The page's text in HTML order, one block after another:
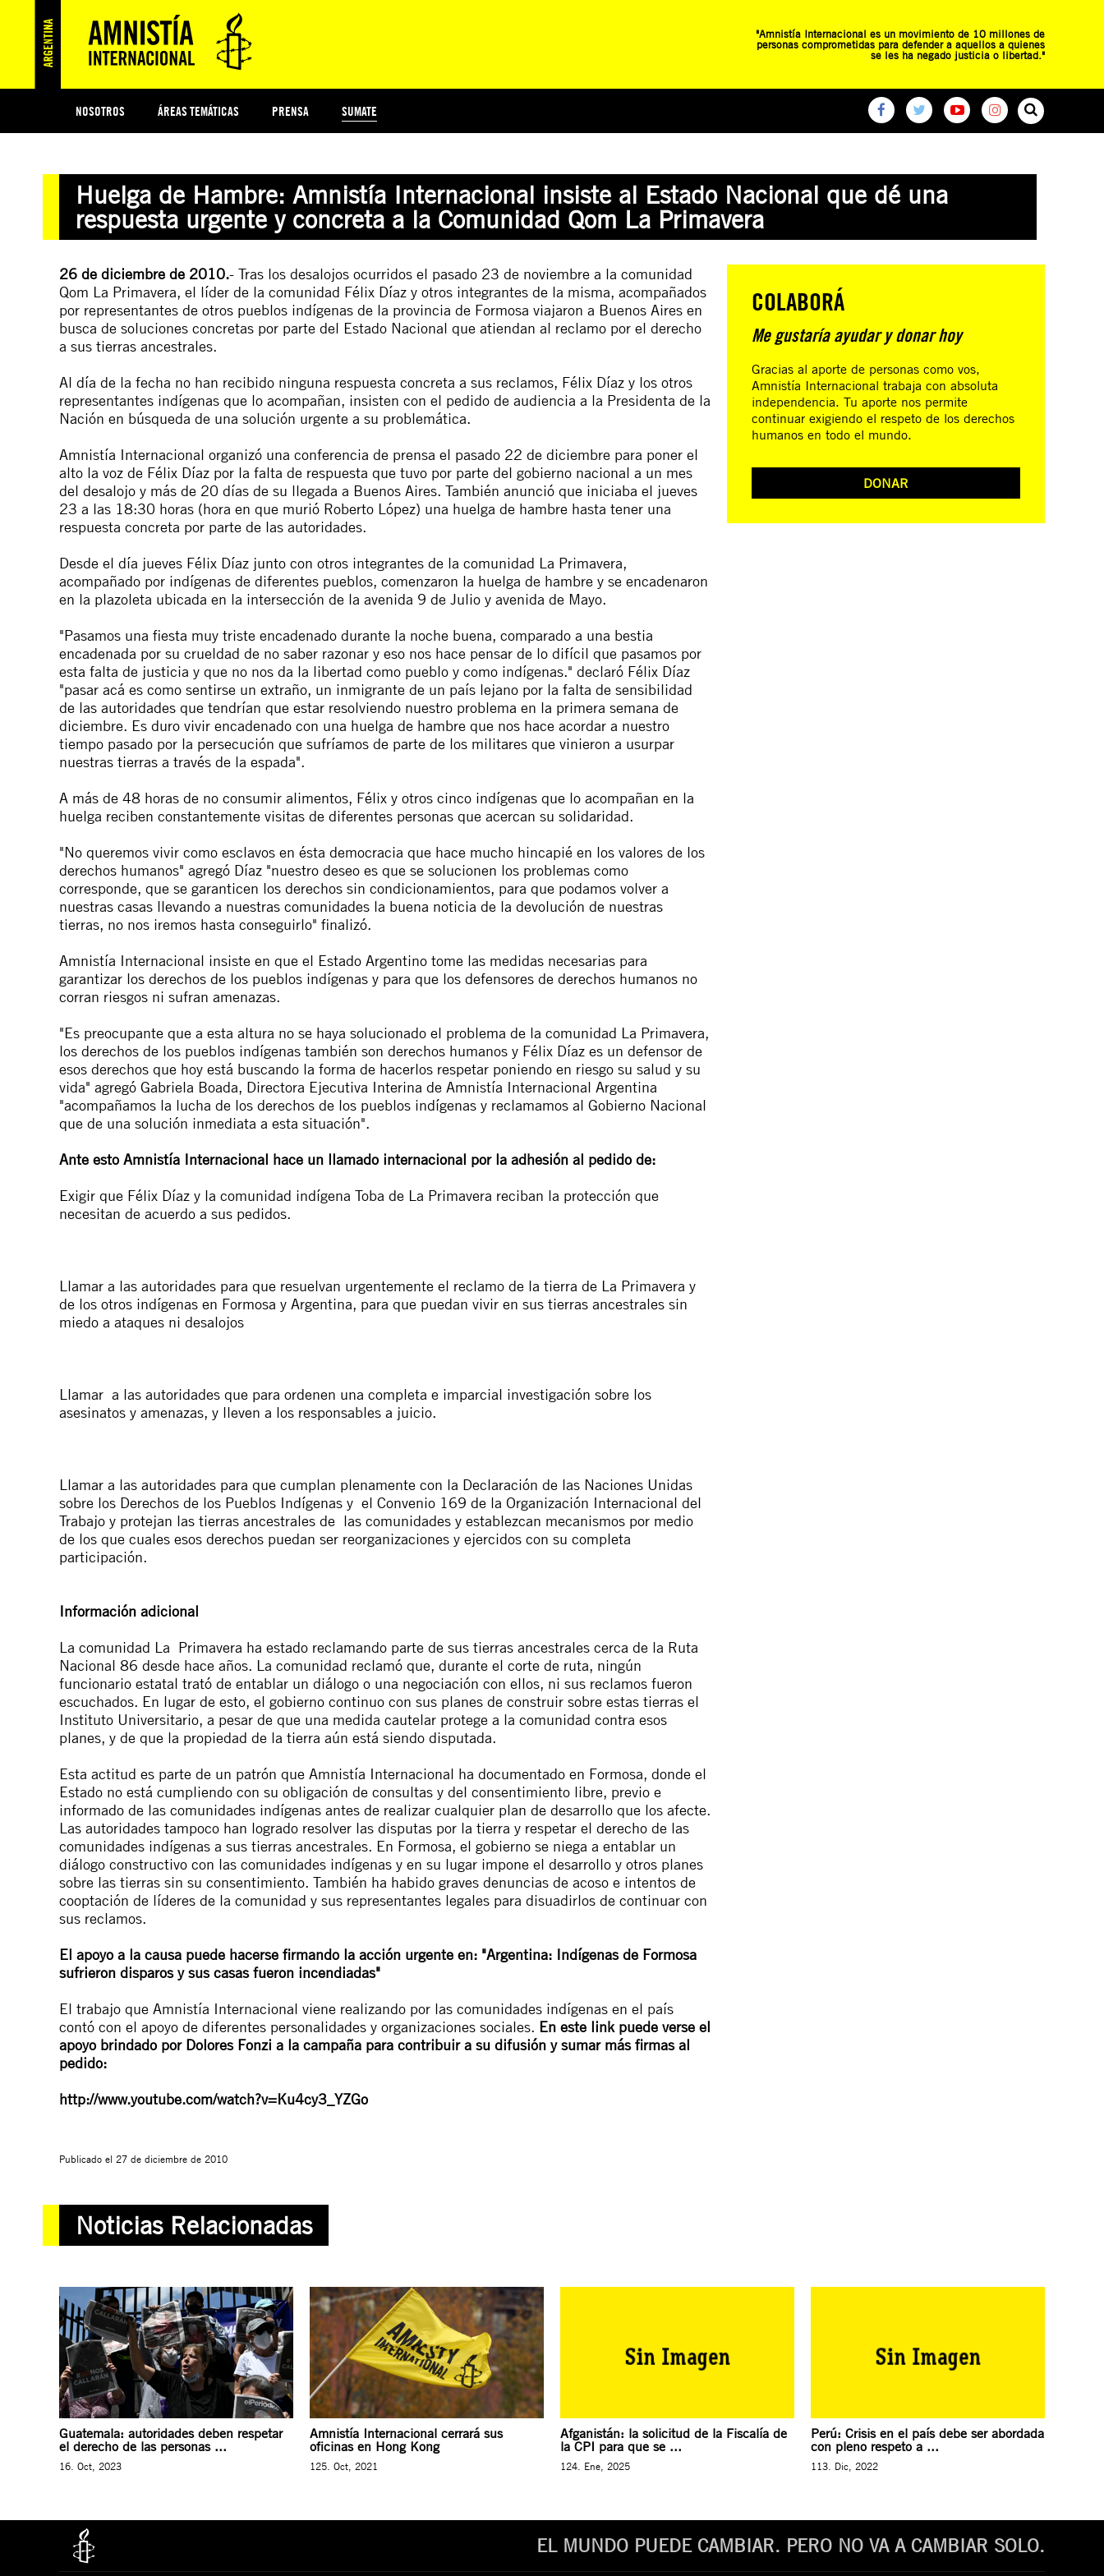
"Amnistía Internacional es un movimiento de 10 millones de
personas comprometidas para defender a aquellos a quienes
se les ha negado justicia o libertad."
NOSOTROS ÁREAS TEMÁTICAS PRENSA SUMATE
PREGUNTAS FRECUENTES
Huelga de Hambre: Amnistía Internacional insiste al Estado Nacional que dé una
respuesta urgente y concreta a la Comunidad Qom La Primavera
26 de diciembre de 2010.- Tras los desalojos ocurridos el pasado 23 de noviembre a la comunidad
Qom La Primavera, el líder de la comunidad Félix Díaz y otros integrantes de la misma, acompañados
por representantes de otros pueblos indígenas de la provincia de Formosa viajaron a Buenos Aires en
busca de soluciones concretas por parte del Estado Nacional que atiendan al reclamo por el derecho
a sus tierras ancestrales.
Al día de la fecha no han recibido ninguna respuesta concreta a sus reclamos, Félix Díaz y los otros
representantes indígenas que lo acompañan, insisten con el pedido de audiencia a la Presidenta de la
Nación en búsqueda de una solución urgente a su problemática.
Amnistía Internacional organizó una conferencia de prensa el pasado 22 de diciembre para poner el
alto la voz de Félix Díaz por la falta de respuesta que tuvo por parte del gobierno nacional a un mes
del desalojo y más de 20 días de su llegada a Buenos Aires. También anunció que iniciaba el jueves
23 a las 18:30 horas (hora en que murió Roberto López) una huelga de hambre hasta tener una
respuesta concreta por parte de las autoridades.
Desde el día jueves Félix Díaz junto con otros integrantes de la comunidad La Primavera,
acompañado por indígenas de diferentes pueblos, comenzaron la huelga de hambre y se encadenaron
en la plazoleta ubicada en la intersección de la avenida 9 de Julio y avenida de Mayo.
"Pasamos una fiesta muy triste encadenado durante la noche buena, comparado a una bestia
encadenada por su crueldad de no saber razonar y eso nos hace pensar de lo difícil que pasamos por
esta falta de justicia y que no nos da la libertad como pueblo y como indígenas." declaró Félix Díaz
"pasar acá es como sentirse un extraño, un inmigrante de un país lejano por la falta de sensibilidad
de las autoridades que tendrían que estar resolviendo nuestro problema en la primera semana de
diciembre. Es duro vivir encadenado con una huelga de hambre que nos hace acordar a nuestro
tiempo pasado por la persecución que sufríamos de parte de los militares que vinieron a usurpar
nuestras tierras a través de la espada".
A más de 48 horas de no consumir alimentos, Félix y otros cinco indígenas que lo acompañan en la
huelga reciben constantemente visitas de diferentes personas que acercan su solidaridad.
"No queremos vivir como esclavos en ésta democracia que hace mucho hincapié en los valores de los
derechos humanos" agregó Díaz "nuestro deseo es que se solucionen los problemas como
corresponde, que se garanticen los derechos sin condicionamientos, para que podamos volver a
nuestras casas llevando a nuestras comunidades la buena noticia de la devolución de nuestras
tierras, no nos iremos hasta conseguirlo" finalizó.
Amnistía Internacional insiste en que el Estado Argentino tome las medidas necesarias para
garantizar los derechos de los pueblos indígenas y para que los defensores de derechos humanos no
corran riesgos ni sufran amenazas.
"Es preocupante que a esta altura no se haya solucionado el problema de la comunidad La Primavera,
los derechos de los pueblos indígenas también son derechos humanos y Félix Díaz es un defensor de
esos derechos que hoy está buscando la forma de hacerlos respetar poniendo en riesgo su salud y su
vida" agregó Gabriela Boada, Directora Ejecutiva Interina de Amnistía Internacional Argentina
"acompañamos la lucha de los derechos de los pueblos indígenas y reclamamos al Gobierno Nacional
que de una solución inmediata a esta situación".
Ante esto Amnistía Internacional hace un llamado internacional por la adhesión al pedido de:
Exigir que Félix Díaz y la comunidad indígena Toba de La Primavera reciban la protección que
necesitan de acuerdo a sus pedidos.
Llamar a las autoridades para que resuelvan urgentemente el reclamo de la tierra de La Primavera y
de los otros indígenas en Formosa y Argentina, para que puedan vivir en sus tierras ancestrales sin
miedo a ataques ni desalojos
Llamar a las autoridades que para ordenen una completa e imparcial investigación sobre los
asesinatos y amenazas, y lleven a los responsables a juicio.
Llamar a las autoridades para que cumplan plenamente con la Declaración de las Naciones Unidas
sobre los Derechos de los Pueblos Indígenas y el Convenio 169 de la Organización Internacional del
Trabajo y protejan las tierras ancestrales de las comunidades y establezcan mecanismos por medio
de los que cuales esos derechos puedan ser reorganizaciones y ejercidos con su completa
participación.
Información adicional
La comunidad La Primavera ha estado reclamando parte de sus tierras ancestrales cerca de la Ruta
Nacional 86 desde hace años. La comunidad reclamó que, durante el corte de ruta, ningún
funcionario estatal trató de entablar un diálogo o una negociación con ellos, ni sus reclamos fueron
escuchados. En lugar de esto, el gobierno continuo con sus planes de construir sobre estas tierras el
Instituto Universitario, a pesar de que una medida cautelar protege a la comunidad contra esos
planes, y de que la propiedad de la tierra aún está siendo disputada.
Esta actitud es parte de un patrón que Amnistía Internacional ha documentado en Formosa, donde el
Estado no está cumpliendo con su obligación de consultas y del consentimiento libre, previo e
informado de las comunidades indígenas antes de realizar cualquier plan de desarrollo que los afecte.
Las autoridades tampoco han logrado resolver las disputas por la tierra y respetar el derecho de las
comunidades indígenas a sus tierras ancestrales. En Formosa, el gobierno se niega a entablar un
diálogo constructivo con las comunidades indígenas y en su lugar impone el desarrollo y otros planes
sobre las tierras sin su consentimiento. También ha habido graves denuncias de acoso e intentos de
cooptación de líderes de la comunidad y sus representantes legales para disuadirlos de continuar con
sus reclamos.
El apoyo a la causa puede hacerse firmando la acción urgente en: "Argentina: Indígenas de Formosa
sufrieron disparos y sus casas fueron incendiadas"
El trabajo que Amnistía Internacional viene realizando por las comunidades indígenas en el país
contó con el apoyo de diferentes personalidades y organizaciones sociales. En este link puede verse el
apoyo brindado por Dolores Fonzi a la campaña para contribuir a su difusión y sumar más firmas al
pedido:
http://www.youtube.com/watch?v=Ku4cy3_YZGo
Publicado el 27 de diciembre de 2010
COLABORÁ
Me gustaría ayudar y donar hoy
Gracias al aporte de personas como vos,
Amnistía Internacional trabaja con absoluta
independencia. Tu aporte nos permite
continuar exigiendo el respeto de los derechos
humanos en todo el mundo.
DONAR
Noticias Relacionadas
Guatemala: autoridades deben respetar
el derecho de las personas ...
16. Oct, 2023
Amnistía Internacional cerrará sus
oficinas en Hong Kong
125. Oct, 2021
Afganistán: la solicitud de la Fiscalía de
la CPI para que se ...
124. Ene, 2025
Perú: Crisis en el país debe ser abordada
con pleno respeto a ...
113. Dic, 2022
EL MUNDO PUEDE CAMBIAR. PERO NO VA A CAMBIAR SOLO.